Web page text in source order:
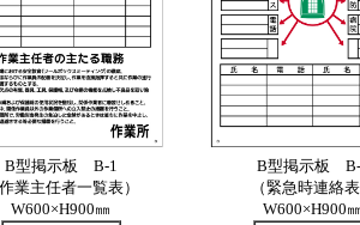
B型掲示板 B-1
作業主任者一覧表）
W600×H900㎜
B型掲示板
（緊急時連絡表
W600×H900㎜